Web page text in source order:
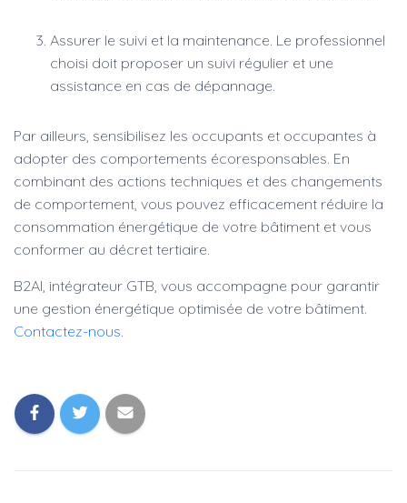
Assurer le suivi et la maintenance. Le professionnel
choisi doit proposer un suivi régulier et une
assistance en cas de dépannage.
Par ailleurs, sensibilisez les occupants et occupantes à
adopter des comportements écoresponsables. En
combinant des actions techniques et des changements
de comportement, vous pouvez efficacement réduire la
consommation énergétique de votre bâtiment et vous
conformer au décret tertiaire.
B2AI, intégrateur GTB, vous accompagne pour garantir
une gestion énergétique optimisée de votre bâtiment.
Contactez-nous.